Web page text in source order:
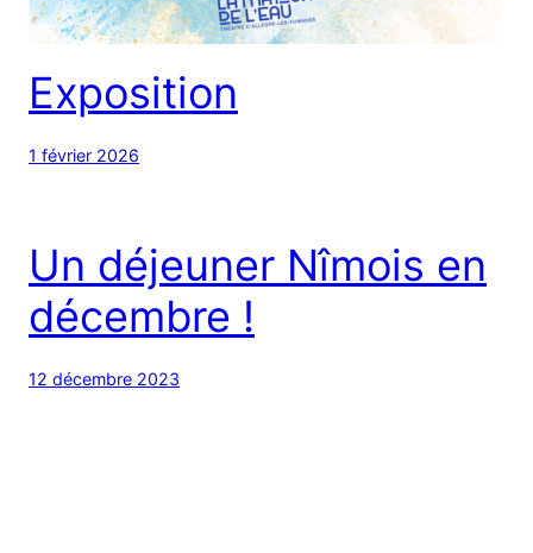
Exposition
1 février 2026
Un déjeuner Nîmois en
décembre !
12 décembre 2023